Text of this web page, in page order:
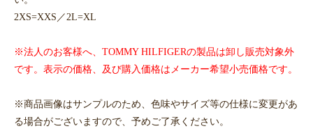
2XS=XXS／2L=XL
※法人のお客様へ、TOMMY HILFIGERの製品は卸し販売対象外
です。表示の価格、及び購入価格はメーカー希望小売価格です。
※商品画像はサンプルのため、色味やサイズ等の仕様に変更があ
る場合がございますので、予めご了承ください。